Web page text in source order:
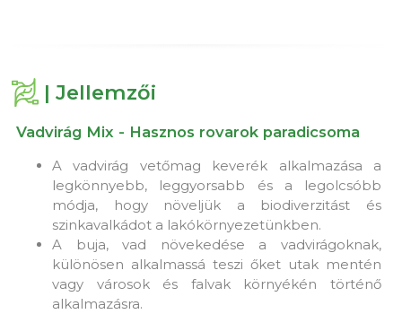
| Jellemzői
Vadvirág Mix - Hasznos rovarok paradicsoma
A vadvirág vetőmag keverék alkalmazása a
legkönnyebb, leggyorsabb és a legolcsóbb
módja, hogy növeljük a biodiverzitást és
szinkavalkádot a lakókörnyezetünkben.
A buja, vad növekedése a vadvirágoknak,
különösen alkalmassá teszi őket utak mentén
vagy városok és falvak környékén történő
alkalmazásra.